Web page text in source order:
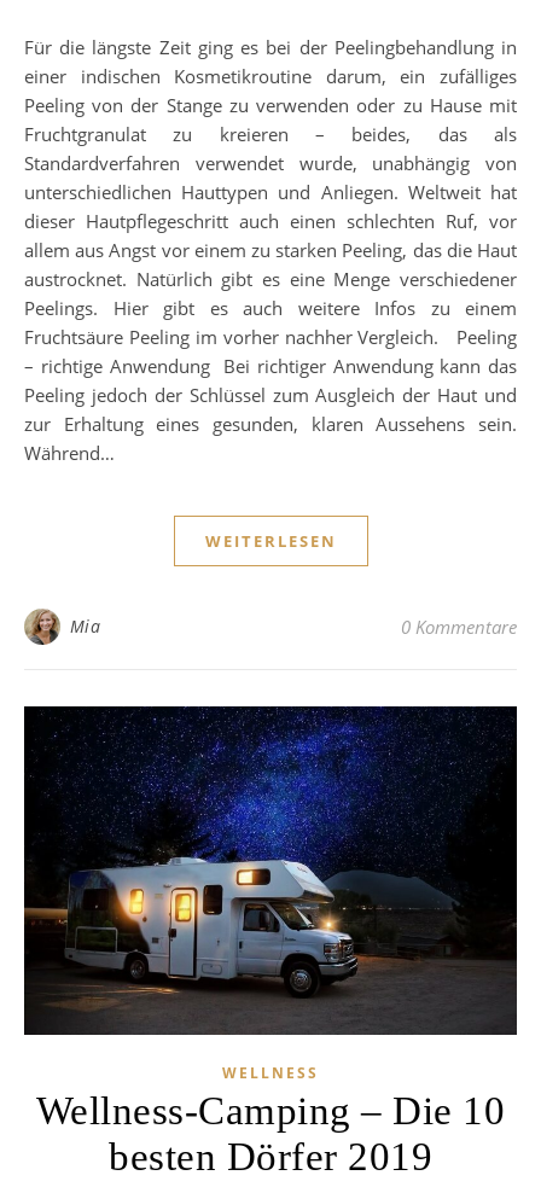
Für die längste Zeit ging es bei der Peelingbehandlung in
einer indischen Kosmetikroutine darum, ein zufälliges
Peeling von der Stange zu verwenden oder zu Hause mit
Fruchtgranulat zu kreieren – beides, das als
Standardverfahren verwendet wurde, unabhängig von
unterschiedlichen Hauttypen und Anliegen. Weltweit hat
dieser Hautpflegeschritt auch einen schlechten Ruf, vor
allem aus Angst vor einem zu starken Peeling, das die Haut
austrocknet. Natürlich gibt es eine Menge verschiedener
Peelings. Hier gibt es auch weitere Infos zu einem
Fruchtsäure Peeling im vorher nachher Vergleich. Peeling
– richtige Anwendung Bei richtiger Anwendung kann das
Peeling jedoch der Schlüssel zum Ausgleich der Haut und
zur Erhaltung eines gesunden, klaren Aussehens sein.
Während…
WEITERLESEN
Mia 0 Kommentare
WELLNESS
Wellness-Camping – Die 10
besten Dörfer 2019